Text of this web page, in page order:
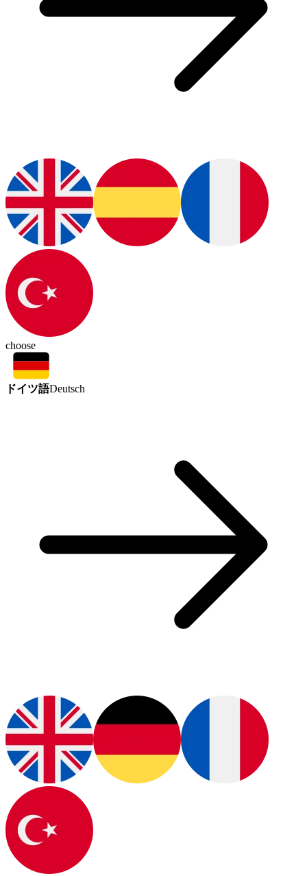
choose
ドイツ語Deutsch